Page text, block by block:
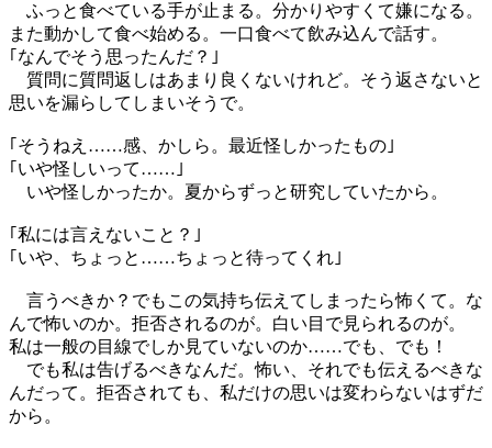
ふっと食べている手が止まる。分かりやすくて嫌になる。
また動かして食べ始める。一口食べて飲み込んで話す。
｢なんでそう思ったんだ？｣
質問に質問返しはあまり良くないけれど。そう返さないと
思いを漏らしてしまいそうで。
｢そうねえ……感、かしら。最近怪しかったもの｣
｢いや怪しいって……｣
いや怪しかったか。夏からずっと研究していたから。
｢私には言えないこと？｣
｢いや、ちょっと……ちょっと待ってくれ｣
言うべきか？でもこの気持ち伝えてしまったら怖くて。な
んで怖いのか。拒否されるのが。白い目で見られるのが。
私は一般の目線でしか見ていないのか……でも、でも！
でも私は告げるべきなんだ。怖い、それでも伝えるべきな
んだって。拒否されても、私だけの思いは変わらないはずだ
から。